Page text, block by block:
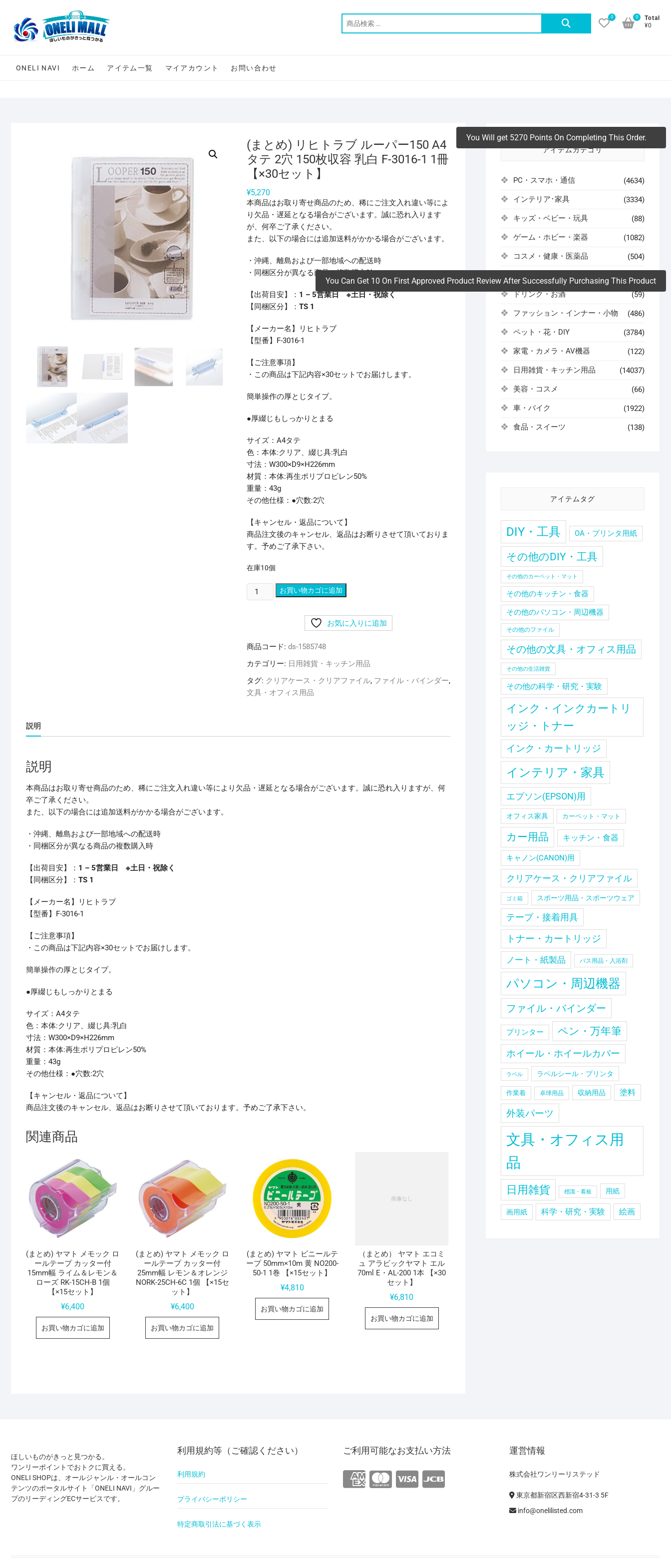
content
0
Total
¥0
0
ONELI NAVI ホーム アイテム一覧 マイアカウント お問い合わせ
(まとめ) リヒトラブ ルーパー150 A4
タテ 2穴 150枚収容 乳白 F-3016-1 1冊
【×30セット】
¥5,270
本商品はお取り寄せ商品のため、稀にご注文入れ違い等によ
り欠品・遅延となる場合がございます。誠に恐れ入ります
が、何卒ご了承ください。
また、以下の場合には追加送料がかかる場合がございます。
・沖縄、離島および一部地域への配送時
・同梱区分が異なる商品の複数購入時
【出荷目安】： 1 – 5営業日 ※土日・祝除く
【同梱区分】： TS 1
【メーカー名】リヒトラブ
【型番】F-3016-1
【ご注意事項】
・この商品は下記内容×30セットでお届けします。
簡単操作の厚とじタイプ。
●厚綴じもしっかりとまる
サイズ：A4タテ
色：本体:クリア、綴じ具:乳白
寸法：W300×D9×H226mm
材質：本体:再生ポリプロピレン50%
重量：43g
その他仕様：●穴数:2穴
【キャンセル・返品について】
商品注文後のキャンセル、返品はお断りさせて頂いておりま
す。予めご了承下さい。
在庫10個
You Will get 5270 Points On Completing This Order.
You Can Get 10 On First Approved Product Review After Successfully Purchasing This Product
(ま
と
ト
ラ
ル
ー
穴
お買い物カゴに追加
お気に入りに追加
商品コード: ds-1585748
カテゴリー: 日用雑貨・キッチン用品
タグ: クリアケース・クリアファイル, ファイル・バインダー,
文具・オフィス用品
説明
説明
本商品はお取り寄せ商品のため、稀にご注文入れ違い等により欠品・遅延となる場合がございます。誠に恐れ入りますが、何
卒ご了承ください。
また、以下の場合には追加送料がかかる場合がございます。
・沖縄、離島および一部地域への配送時
・同梱区分が異なる商品の複数購入時
【出荷目安】： 1 – 5営業日 ※土日・祝除く
【同梱区分】： TS 1
【メーカー名】リヒトラブ
【型番】F-3016-1
【ご注意事項】
・この商品は下記内容×30セットでお届けします。
簡単操作の厚とじタイプ。
●厚綴じもしっかりとまる
サイズ：A4タテ
色：本体:クリア、綴じ具:乳白
寸法：W300×D9×H226mm
材質：本体:再生ポリプロピレン50%
重量：43g
その他仕様：●穴数:2穴
【キャンセル・返品について】
商品注文後のキャンセル、返品はお断りさせて頂いております。予めご了承下さい。
関連商品
(まとめ) ヤマト メモック ロ
ールテープ カッター付
15mm幅 ライム＆レモン＆
ローズ RK-15CH-B 1個
【×15セット】
¥6,400
お買い物カゴに追加
(まとめ) ヤマト メモック ロ
ールテープ カッター付
25mm幅 レモン＆オレンジ
NORK-25CH-6C 1個 【×15セ
ット】
¥6,400
お買い物カゴに追加
(まとめ) ヤマト ビニールテ
ープ 50mm×10m 黄 NO200-
50-1 1巻 【×15セット】
¥4,810
お買い物カゴに追加
（まとめ） ヤマト エコミ
ュ アラビックヤマト エル
70ml E・AL-200 1本 【×30
セット】
¥6,810
お買い物カゴに追加
アイテムカテゴリ
PC・スマホ・通信 (4634)
インテリア･家具 (3334)
キッズ・ベビー・玩具 (88)
ゲーム・ホビー・楽器 (1082)
コスメ・健康・医薬品 (504)
(522)
ドリンク・お酒 (59)
ファッション・インナー・小物 (486)
ペット・花・DIY (3784)
家電・カメラ・AV機器 (122)
日用雑貨・キッチン用品 (14037)
美容・コスメ (66)
車・バイク (1922)
食品・スイーツ (138)
アイテムタグ
DIY・工具 OA・プリンタ用紙
その他のDIY・工具
その他のカーペット・マット
その他のキッチン・食器
その他のパソコン・周辺機器
その他のファイル
その他の文具・オフィス用品
その他の生活雑貨
その他の科学・研究・実験
インク・インクカートリ
ッジ・トナー
インク・カートリッジ
インテリア・家具
エプソン(EPSON)用
オフィス家具 カーペット・マット
カー用品 キッチン・食器
キャノン(CANON)用
クリアケース・クリアファイル
ゴミ箱 スポーツ用品・スポーツウェア
テープ・接着用具
トナー・カートリッジ
ノート・紙製品 バス用品・入浴剤
パソコン・周辺機器
ファイル・バインダー
プリンター ペン・万年筆
ホイール・ホイールカバー
ラベル ラベルシール・プリンタ
作業着 卓球用品 収納用品 塗料
外装パーツ
文具・オフィス用
品
日用雑貨 標識・看板 用紙
画用紙 科学・研究・実験 絵画
ほしいものがきっと見つかる。
ワンリーポイントでおトクに買える。
ONELI SHOPは、オールジャンル・オールコン
テンツのポータルサイト「ONELI NAVI」グルー
プのリーディングECサービスです。
利用規約等（ご確認ください）
利用規約
プライバシーポリシー
特定商取引法に基づく表示
ご利用可能なお支払い方法 運営情報
株式会社ワンリーリステッド
東京都新宿区西新宿4-31-3 5F
info@onelilisted.com